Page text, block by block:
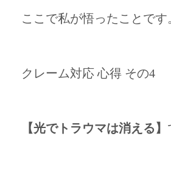
ここで私が悟ったことです
クレーム対応 心得 その4
【光でトラウマは消える】